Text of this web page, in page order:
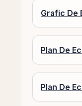
Grafic De
Plan De
Plan De